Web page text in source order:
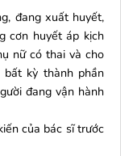
đang xuất huyết,
cơn huyết áp kịch
nữ có thai và cho
bất kỳ thành phần
đang vận hành
của bác sĩ trước